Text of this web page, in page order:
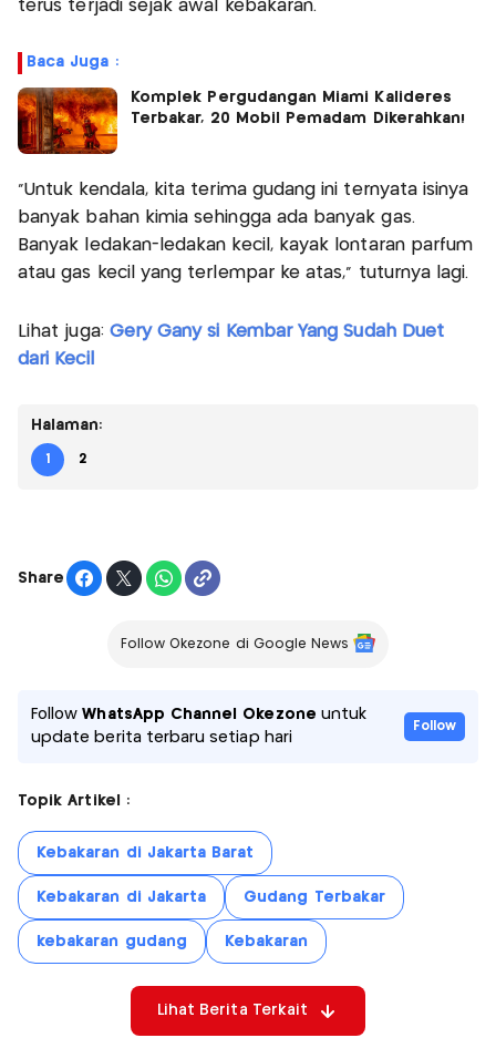
terus terjadi sejak awal kebakaran.
Baca Juga :
Komplek Pergudangan Miami Kalideres
Terbakar, 20 Mobil Pemadam Dikerahkan!
"Untuk kendala, kita terima gudang ini ternyata isinya
banyak bahan kimia sehingga ada banyak gas.
Banyak ledakan-ledakan kecil, kayak lontaran parfum
atau gas kecil yang terlempar ke atas," tuturnya lagi.
Lihat juga: Gery Gany si Kembar Yang Sudah Duet
dari Kecil
Halaman:
1 2
Share
Follow Okezone di Google News
FollowWhatsApp Channel Okezone untuk
update berita terbaru setiap hari
Follow
Topik Artikel :
Kebakaran di Jakarta Barat
Kebakaran di Jakarta Gudang Terbakar
kebakaran gudang Kebakaran
Lihat Berita Terkait